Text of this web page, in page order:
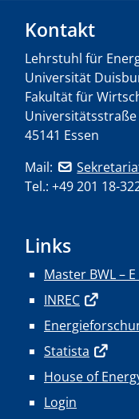
Kontakt
Lehrstuhl für
Universität
Fakultät für
Universitätsstraße
45141 Essen
Mail:
Tel.: +49 201 18-
Links
Master BWL – E
INREC
Statista
House of
Login